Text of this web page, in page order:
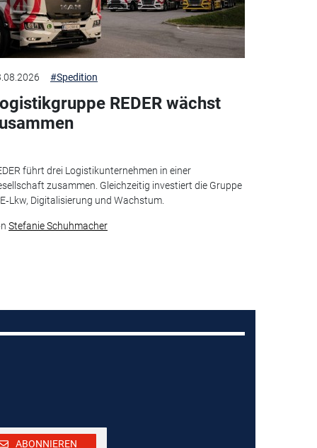
#Spedition
REDER wächst
führt drei Logistikunternehmen in einer
zusammen. Gleichzeitig investiert die Gruppe
Digitalisierung und Wachstum.
Stefanie Schuhmacher
ABONNIEREN